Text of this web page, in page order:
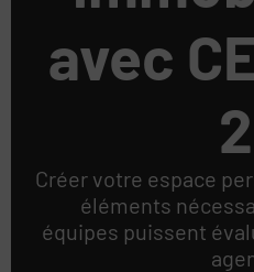
avec
Créer votre espace
éléments
équipes puissent